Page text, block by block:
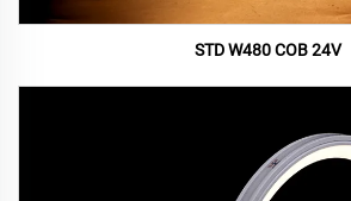
STD W480 COB 24V